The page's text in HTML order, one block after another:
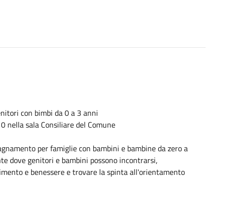
con bimbi da 0 a 3 anni
nella sala Consiliare del Comune
per famiglie con bambini e bambine da zero a
dove genitori e bambini possono incontrarsi,
e benessere e trovare la spinta all'orientamento